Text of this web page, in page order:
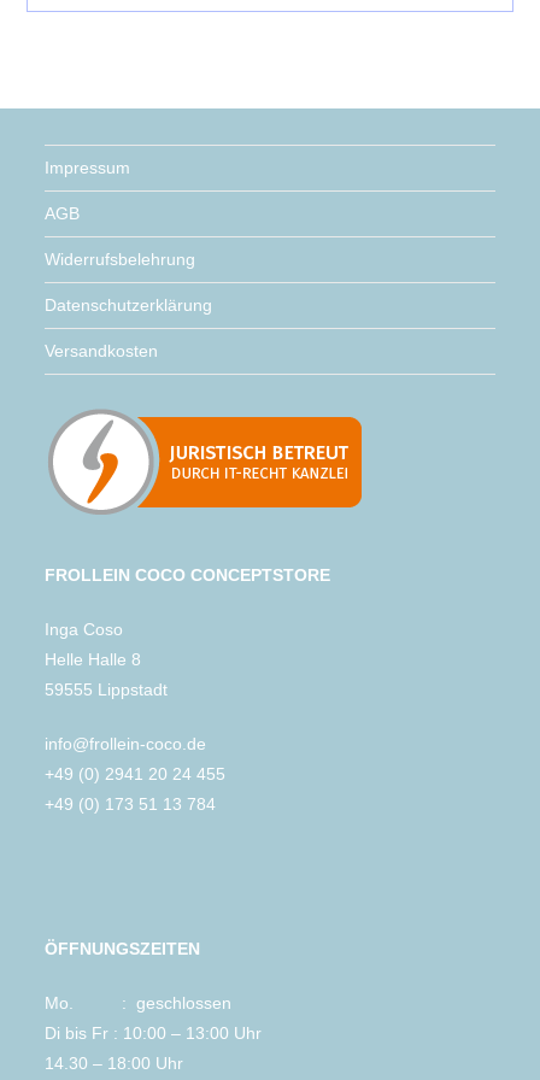
Impressum
AGB
Widerrufsbelehrung
Datenschutzerklärung
Versandkosten
FROLLEIN COCO CONCEPTSTORE
Inga Coso
Helle Halle 8
59555 Lippstadt
info@frollein-coco.de
+49 (0) 2941 20 24 455
+49 (0) 173 51 13 784
ÖFFNUNGSZEITEN
Mo. : geschlossen
Di bis Fr : 10:00 – 13:00 Uhr
14.30 – 18:00 Uhr